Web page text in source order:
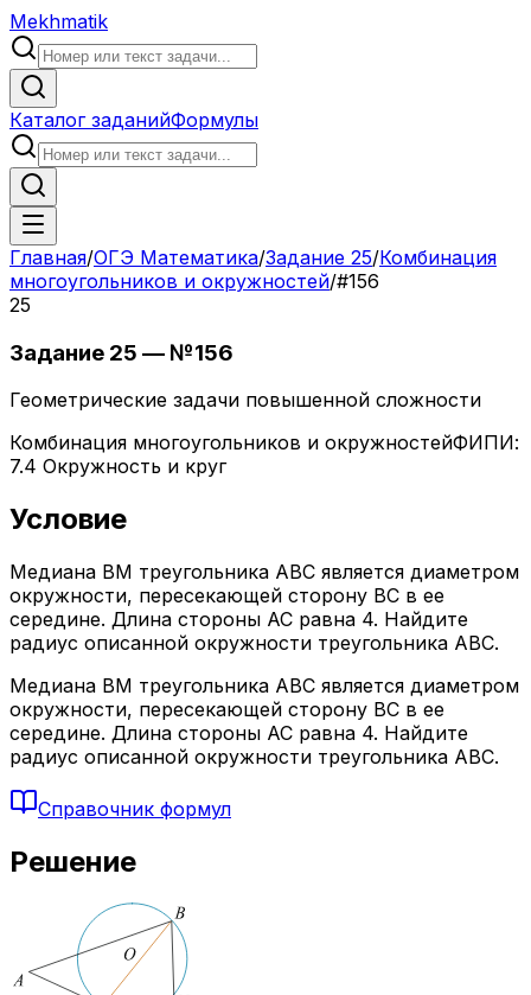
Mekhmatik
Каталог заданийФормулы
Главная/ОГЭ Математика/Задание 25/Комбинация
многоугольников и окружностей/#156
25
Задание 25 — №156
Геометрические задачи повышенной сложности
Комбинация многоугольников и окружностейФИПИ:
7.4 Окружность и круг
Условие
Медиана BM треугольника ABC является диаметром
окружности, пересекающей сторону BC в ее
середине. Длина стороны AC равна 4. Найдите
радиус описанной окружности треугольника ABC.
Медиана BM треугольника ABC является диаметром
окружности, пересекающей сторону BC в ее
середине. Длина стороны AC равна 4. Найдите
радиус описанной окружности треугольника ABC.
Справочник формул
Решение